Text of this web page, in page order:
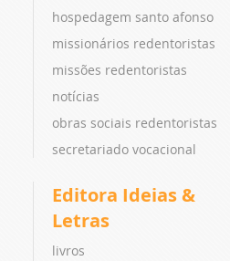
hospedagem santo afonso
missionários redentoristas
missões redentoristas
notícias
obras sociais redentoristas
secretariado vocacional
Editora Ideias &
Letras
livros